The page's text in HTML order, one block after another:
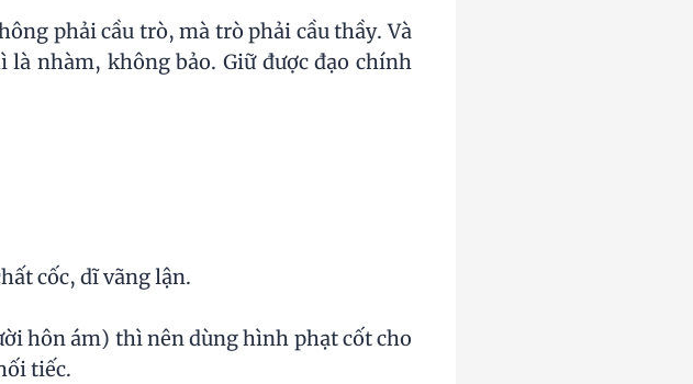
phải cầu trò, mà trò phải cầu thầy. Và
nhàm, không bảo. Giữ được đạo chính
cốc, dĩ vãng lận.
hôn ám) thì nên dùng hình phạt cốt cho
tiếc.